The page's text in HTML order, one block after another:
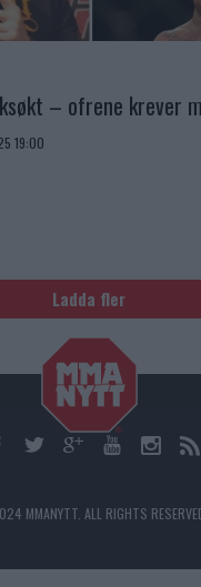
– ofrene krever
19:00
Ladda fler
MMANYTT. ALL RIGHTS